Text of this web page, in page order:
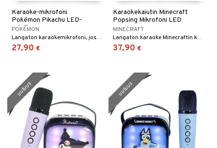
Karaoke-mikrofoni
Pokémon Pikachu LED-
valoilla
POKÉMON
Langaton karaokemikrofoni, jossa on useita toimintopainikkeita.
27,90 €
Karaokekaiutin Minecraft
Popsing Mikrofoni LED
MINECRAFT
Langaton karaoke Minecraftin kaiuttimella ja mikrofonilla.
37,90 €
uutuus uutuus